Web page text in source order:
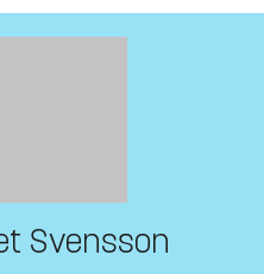
Svensson